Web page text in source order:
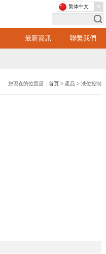
最新資訊 聯繫我們
繁体中文
您現在的位置是：首頁 > 產品 > 液位控制